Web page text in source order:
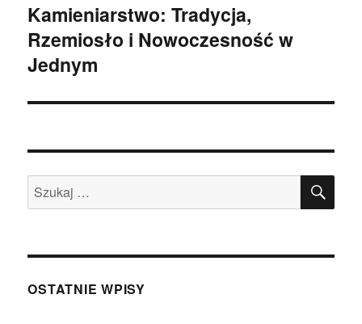
Następny
wpis:
Kamieniarstwo: Tradycja,
Rzemiosło i Nowoczesność w
Jednym
Szukaj:
OSTATNIE WPISY